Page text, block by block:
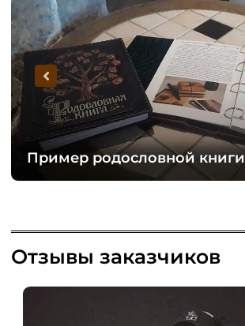
Пример родословной книги
Отзывы заказчиков